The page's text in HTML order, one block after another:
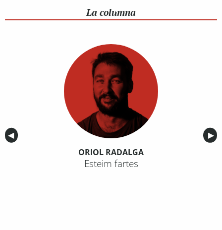
La columna
Anterior
◀︎ ▶︎
ORIOL RADALGA
Esteim fartes